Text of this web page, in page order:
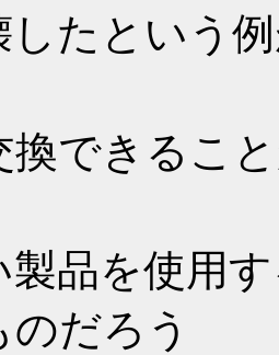
したという
換できるこ
製品を使用
だろう